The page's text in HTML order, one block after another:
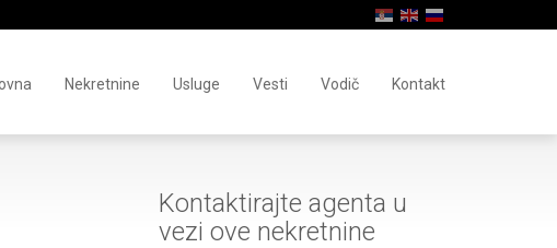
Nekretnine Usluge Vesti Vodič Kontakt
Kontaktirajte agenta u
vezi ove nekretnine